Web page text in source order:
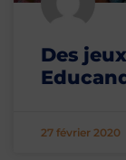
Des
27 février 2020